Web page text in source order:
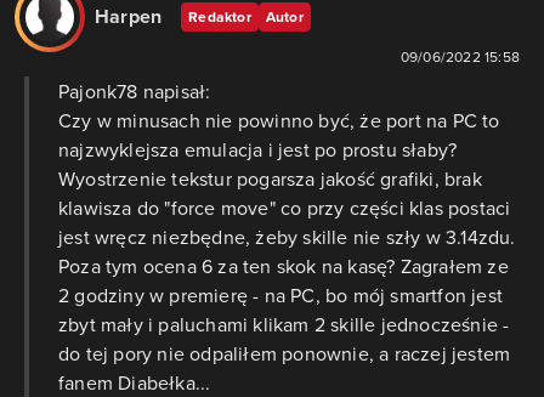
Harpen Redaktor Autor
09/06/2022 15:58
Pajonk78 napisał:
Czy w minusach nie powinno być, że port na PC to
najzwyklejsza emulacja i jest po prostu słaby?
Wyostrzenie tekstur pogarsza jakość grafiki, brak
klawisza do "force move" co przy części klas postaci
jest wręcz niezbędne, żeby skille nie szły w 3.14zdu.
Poza tym ocena 6 za ten skok na kasę? Zagrałem ze
2 godziny w premierę - na PC, bo mój smartfon jest
zbyt mały i paluchami klikam 2 skille jednocześnie -
do tej pory nie odpaliłem ponownie, a raczej jestem
fanem Diabełka...